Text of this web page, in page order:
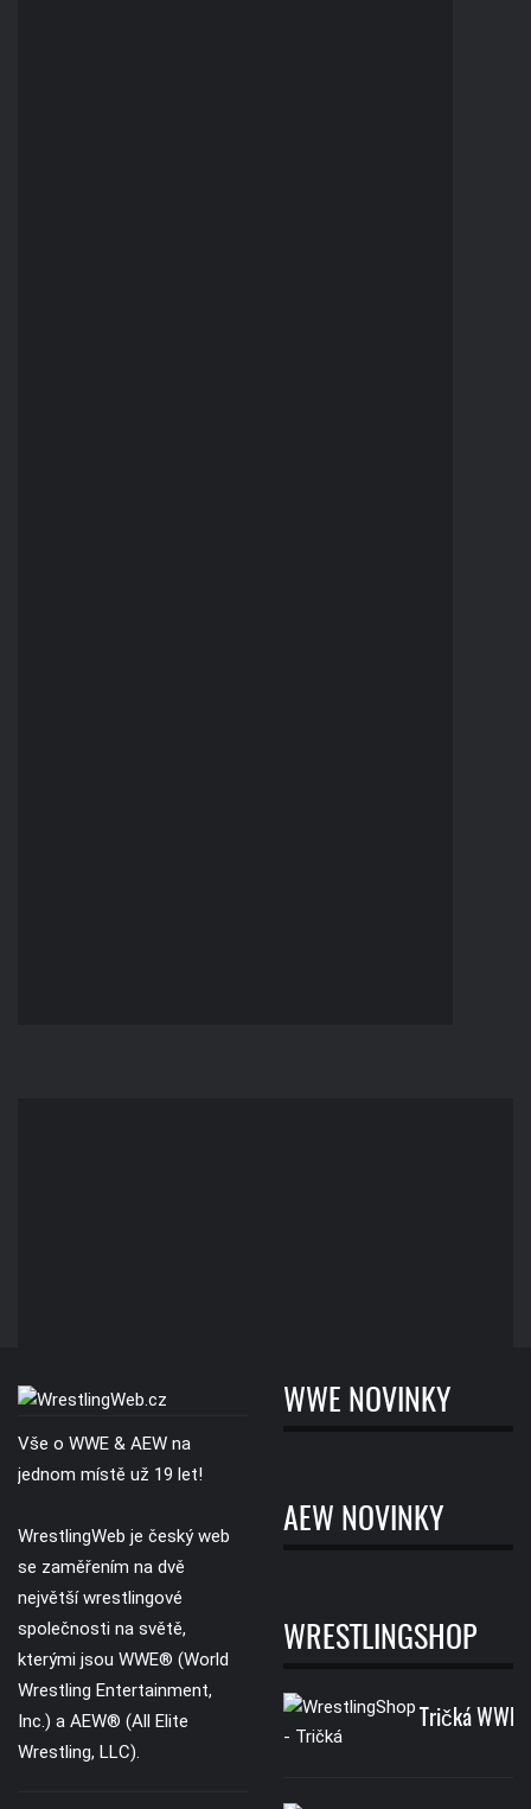
Vše o WWE & AEW na
jednom místě už 19 let!
WrestlingWeb je český web
se zaměřením na dvě
největší wrestlingové
společnosti na světě,
kterými jsou WWE® (World
Wrestling Entertainment,
Inc.) a AEW® (All Elite
Wrestling, LLC).
WWE NOVINKY
AEW NOVINKY
WRESTLINGSHOP
Tričká WWE